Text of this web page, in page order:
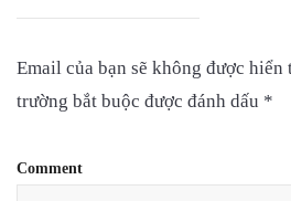
Email của bạn sẽ không được hiển
trường bắt buộc được đánh dấu *
Comment